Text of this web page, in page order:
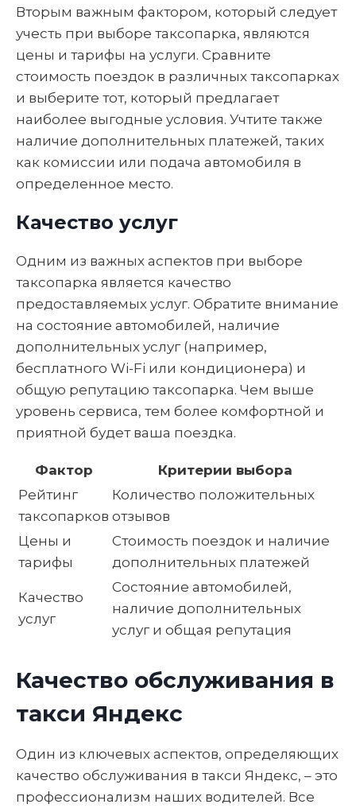
Вторым важным фактором, который следует
учесть при выборе таксопарка, являются
цены и тарифы на услуги. Сравните
стоимость поездок в различных таксопарках
и выберите тот, который предлагает
наиболее выгодные условия. Учтите также
наличие дополнительных платежей, таких
как комиссии или подача автомобиля в
определенное место.
Качество услуг
Одним из важных аспектов при выборе
таксопарка является качество
предоставляемых услуг. Обратите внимание
на состояние автомобилей, наличие
дополнительных услуг (например,
бесплатного Wi-Fi или кондиционера) и
общую репутацию таксопарка. Чем выше
уровень сервиса, тем более комфортной и
приятной будет ваша поездка.
Фактор
Критерии выбора
Рейтинг
таксопарков
Количество положительных
отзывов
Цены и
тарифы
Стоимость поездок и наличие
дополнительных платежей
Качество
услуг
Состояние автомобилей,
наличие дополнительных
услуг и общая репутация
Качество обслуживания в
такси Яндекс
Один из ключевых аспектов, определяющих
качество обслуживания в такси Яндекс, – это
профессионализм наших водителей. Все